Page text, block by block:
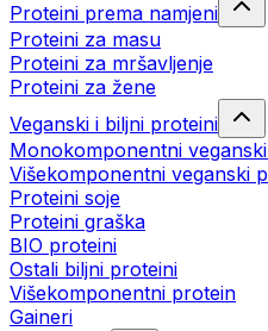
Proteini prema namjeni
Proteini za masu
Proteini za mršavljenje
Proteini za žene
Veganski i biljni proteini
Monokomponentni
Višekomponentni veganski
Proteini soje
Proteini graška
BIO proteini
Ostali biljni proteini
Višekomponentni protein
Gaineri